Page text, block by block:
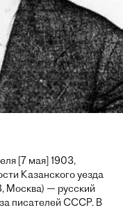
[7 мая] 1903,
Казанского уезда
Москва) — русский
писателей СССР. В